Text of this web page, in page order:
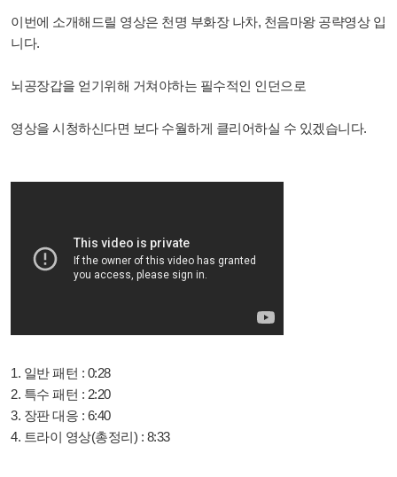
이번에 소개해드릴 영상은 천명 부화장 나차, 천음마왕 공략영상 입
니다.
뇌공장갑을 얻기위해 거쳐야하는 필수적인 인던으로
영상을 시청하신다면 보다 수월하게 클리어하실 수 있겠습니다.
1. 일반 패턴 : 0:28
2. 특수 패턴 : 2:20
3. 장판 대응 : 6:40
4. 트라이 영상(총정리) : 8:33